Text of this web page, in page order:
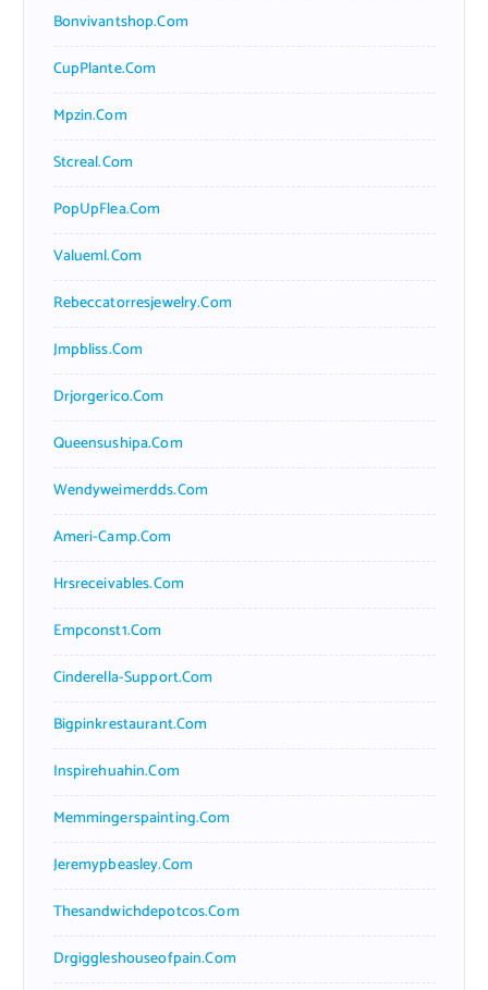
Bonvivantshop.com
CupPlante.com
Mpzin.com
Stcreal.com
PopUpFlea.com
Valueml.com
Rebeccatorresjewelry.com
Jmpbliss.com
Drjorgerico.com
Queensushipa.com
Wendyweimerdds.com
Ameri-Camp.com
Hrsreceivables.com
Empconst1.com
Cinderella-Support.com
Bigpinkrestaurant.com
Inspirehuahin.com
Memmingerspainting.com
Jeremypbeasley.com
Thesandwichdepotcos.com
Drgiggleshouseofpain.com